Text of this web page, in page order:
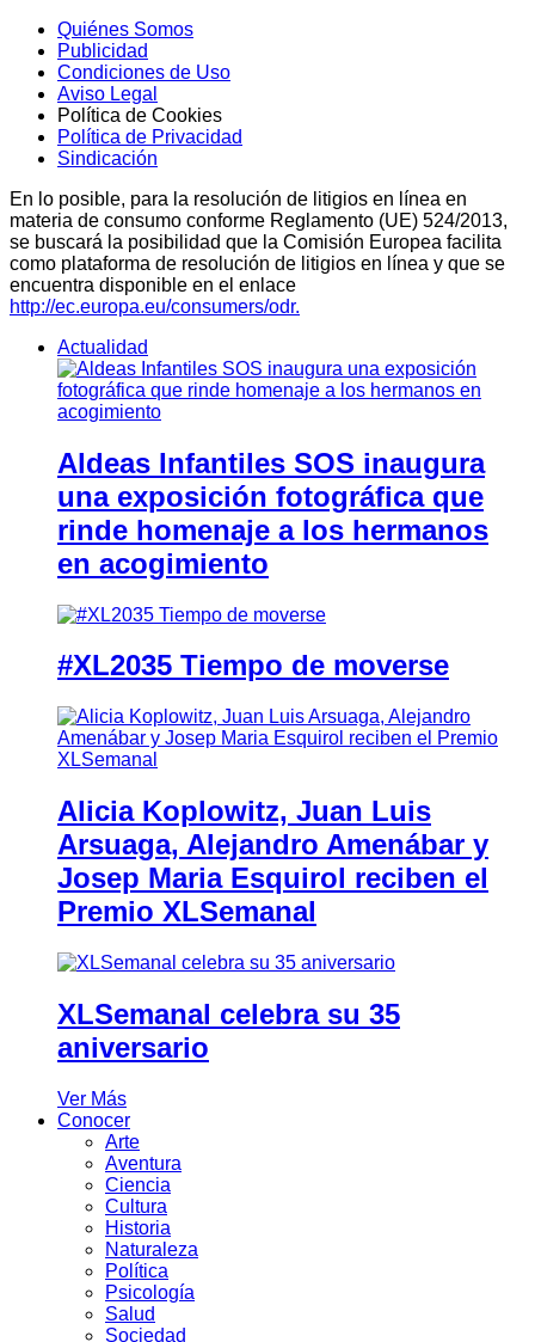
Quiénes Somos
Publicidad
Condiciones de Uso
Aviso Legal
Política de Cookies
Política de Privacidad
Sindicación
En lo posible, para la resolución de litigios en línea en
materia de consumo conforme Reglamento (UE) 524/2013,
se buscará la posibilidad que la Comisión Europea facilita
como plataforma de resolución de litigios en línea y que se
encuentra disponible en el enlace
http://ec.europa.eu/consumers/odr.
Actualidad
Aldeas Infantiles SOS inaugura
una exposición fotográfica que
rinde homenaje a los hermanos
en acogimiento
#XL2035 Tiempo de moverse
Alicia Koplowitz, Juan Luis
Arsuaga, Alejandro Amenábar y
Josep Maria Esquirol reciben el
Premio XLSemanal
XLSemanal celebra su 35
aniversario
Ver Más
Conocer
Arte
Aventura
Ciencia
Cultura
Historia
Naturaleza
Política
Psicología
Salud
Sociedad